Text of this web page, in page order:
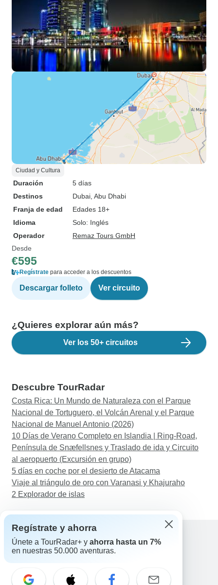
Ciudad y Cultura
Duración
5 días
Destinos
Dubai , Abu Dhabi
Franja de edad
Edades 18+
Idioma
Solo: Inglés
Operador
Remaz Tours GmbH
Desde
€595
Regístrate para acceder a los descuentos
Descargar folleto Ver circuito
¿Quieres explorar aún más?
Ver los 50+ circuitos
Descubre TourRadar
Costa Rica: Un Mundo de Naturaleza con el Parque
Nacional de Tortuguero, el Volcán Arenal y el Parque
Nacional de Manuel Antonio (2026)
10 Días de Verano Completo en Islandia | Ring-Road,
Península de Snæfellsnes y Traslado de ida y Circuito
al aeropuerto (Excursión en grupo)
5 días en coche por el desierto de Atacama
Viaje al triángulo de oro con Varanasi y Khajuraho
2 Explorador de islas
Ayuda
Correo electrónico: support@tourradar.com
Regístrate y ahorra
Únete a TourRadar+ y ahorra hasta un 7%
en nuestras 50.000 aventuras.